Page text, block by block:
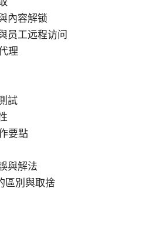
內容解锁
员工远程访问
理
試
要點
與解法
區別與取捨